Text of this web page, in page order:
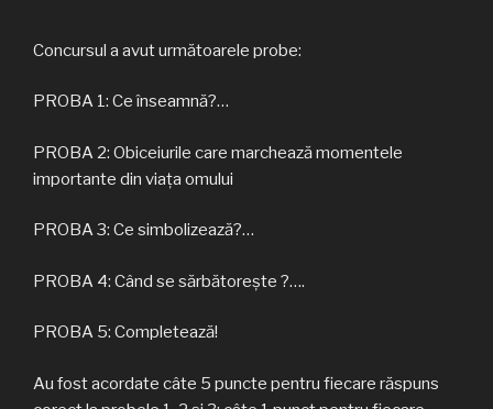
Concursul a avut următoarele probe:
PROBA 1: Ce înseamnă?…
PROBA 2: Obiceiurile care marchează momentele
importante din viața omului
PROBA 3: Ce simbolizează?…
PROBA 4: Când se sărbătorește ?….
PROBA 5: Completează!
Au fost acordate câte 5 puncte pentru fiecare răspuns